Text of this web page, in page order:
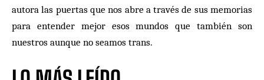
autora las puertas que nos abre a través de sus memorias
para entender mejor esos mundos que también son
nuestros aunque no seamos trans.